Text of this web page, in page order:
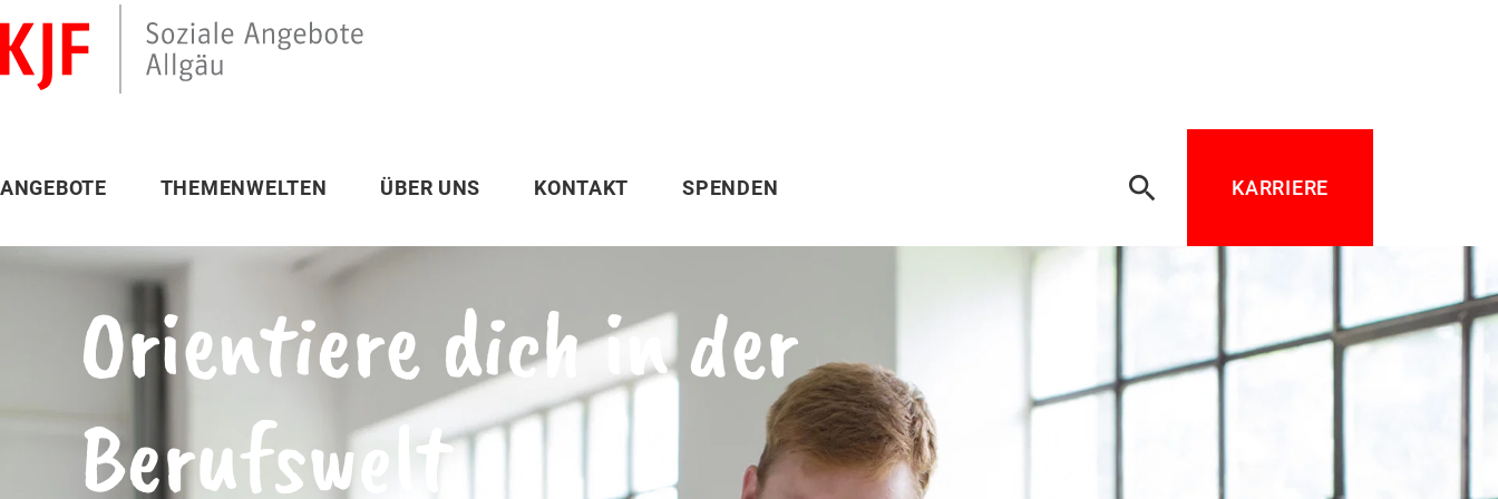
ANGEBOTE THEMENWELTEN ÜBER UNS KONTAKT SPENDEN search KARRIERE
Orientiere dich in der
Berufswelt